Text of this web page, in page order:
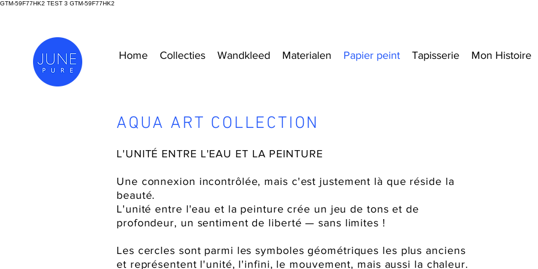
GTM-59F77HK2 TEST 3 GTM-59F77HK2
Home Collecties Wandkleed Materialen Papier peint Tapisserie Mon Histoire
AQUA ART COLLECTION
L'UNITÉ ENTRE L'EAU ET LA PEINTURE
Une connexion incontrôlée, mais c'est justement là que réside la
beauté.
L'unité entre l'eau et la peinture crée un jeu de tons et de
profondeur, un sentiment de liberté — sans limites !
Les cercles sont parmi les symboles géométriques les plus anciens
et représentent l'unité, l'infini, le mouvement, mais aussi la chaleur.